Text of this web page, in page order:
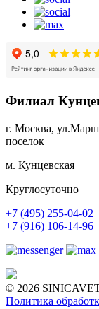
Филиал
г. Москва,
поселок
м. Кунцевская
Круглосуточно
+7 (495) 255-04-02
+7 (916) 106-14-96
© 2026
Политика